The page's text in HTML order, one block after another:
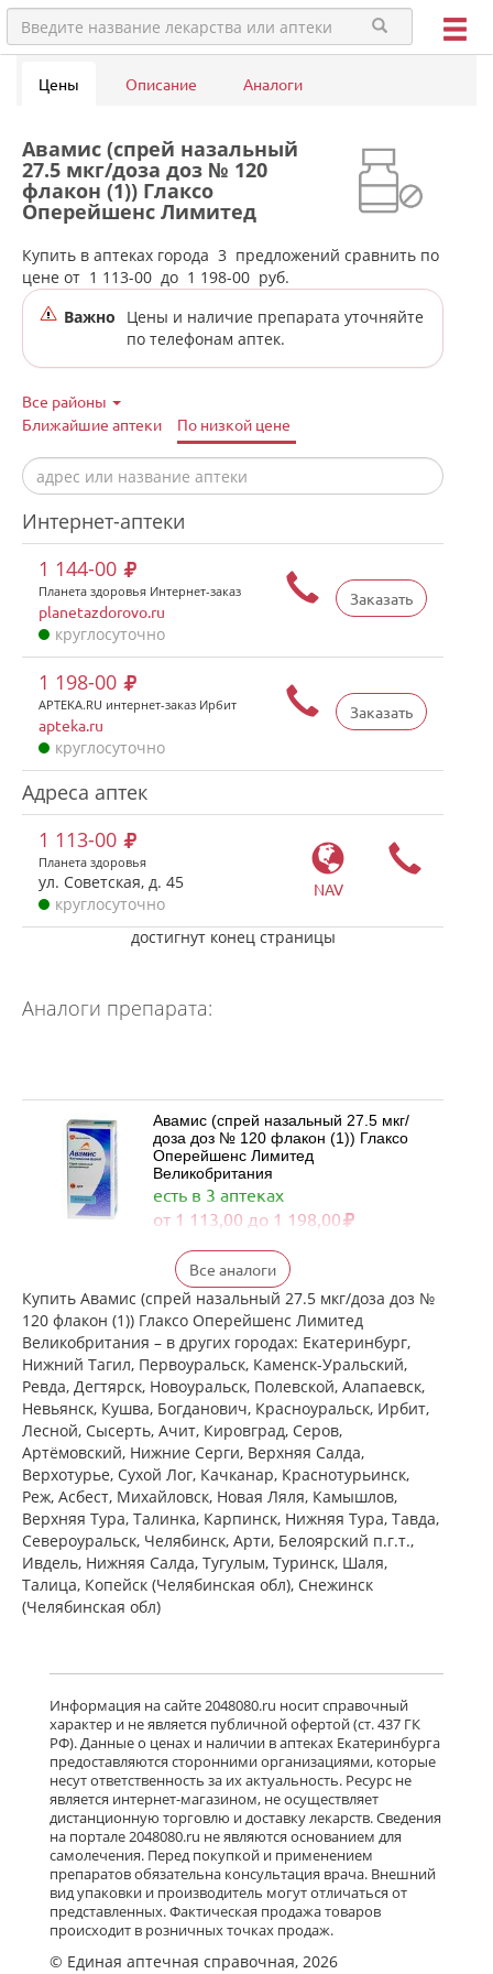
Цены Описание Аналоги
Авамис (спрей назальный
27.5 мкг/доза доз № 120
флакон (1)) Глаксо
Оперейшенс Лимитед
Великобритания в аптеках
города Ирбита
Купить в аптеках города 3 предложений сравнить по
цене от 1 113-00 до 1 198-00 руб.
Важно
Цены и наличие препарата уточняйте
по телефонам аптек.
Все районы
Ближайшие аптеки
По низкой цене
Интернет-аптеки
Заказать
1 144-00
Планета здоровья Интернет-заказ
planetazdorovo.ru
круглосуточно
Заказать
1 198-00
APTEKA.RU интернет-заказ Ирбит
apteka.ru
круглосуточно
Адреса аптек
NAV
1 113-00
Планета здоровья
ул. Советская, д. 45
круглосуточно
достигнут конец страницы
Аналоги препарата:
Авамис (спрей назальный 27.5 мкг/
доза доз № 120 флакон (1)) Глаксо
Оперейшенс Лимитед
Великобритания
есть в 3 аптеках
от 1 113,00 до 1 198,00
Флерзини (спрей назальный
дозированный 27.5 мкг/доза доз №
120 фл. (1)) Фармстандарт-
Лексредства ОАО г. Курск Россия
есть в 1 аптеках
от 872,00 до 872,00
достигнут конец страницы
Все аналоги
Купить Авамис (спрей назальный 27.5 мкг/доза доз №
120 флакон (1)) Глаксо Оперейшенс Лимитед
Великобритания – в других городах: Екатеринбург,
Нижний Тагил, Первоуральск, Каменск-Уральский,
Ревда, Дегтярск, Новоуральск, Полевской, Алапаевск,
Невьянск, Кушва, Богданович, Красноуральск, Ирбит,
Лесной, Сысерть, Ачит, Кировград, Серов,
Артёмовский, Нижние Cерги, Верхняя Салда,
Верхотурье, Сухой Лог, Качканар, Краснотурьинск,
Реж, Асбест, Михайловск, Новая Ляля, Камышлов,
Верхняя Тура, Талинка, Карпинск, Нижняя Тура, Тавда,
Североуральск, Челябинск, Арти, Белоярский п.г.т.,
Ивдель, Нижняя Салда, Тугулым, Туринск, Шаля,
Талица, Копейск (Челябинская обл), Снежинск
(Челябинская обл)
Информация на сайте 2048080.ru носит справочный
характер и не является публичной офертой (ст. 437 ГК
РФ). Данные о ценах и наличии в аптеках Екатеринбурга
предоставляются сторонними организациями, которые
несут ответственность за их актуальность. Ресурс не
является интернет-магазином, не осуществляет
дистанционную торговлю и доставку лекарств. Сведения
на портале 2048080.ru не являются основанием для
самолечения. Перед покупкой и применением
препаратов обязательна консультация врача. Внешний
вид упаковки и производитель могут отличаться от
представленных. Фактическая продажа товаров
происходит в розничных точках продаж.
© Единая аптечная справочная, 2026